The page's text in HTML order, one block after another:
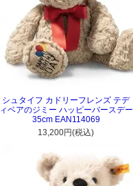
シュタイフ カドリーフレンズ テデ
ィベアのジミー ハッピーバースデー
35cm EAN114069
13,200円(税込)